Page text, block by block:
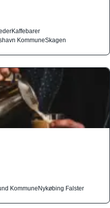
Kaffebarer
KommuneSkagen
KommuneNykøbing Falster